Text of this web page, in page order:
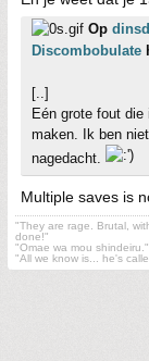
Op
Discombobulate
[..]
Eén grote fout
maken. Ik ben
nagedacht.
Multiple saves is
"They are rage. Brutal,
done!"
"Omae wa mou shindeiru."
"All we know is... he's